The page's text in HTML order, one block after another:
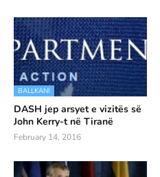
BALLKANI
DASH jep arsyet e vizitës së
John Kerry-t në Tiranë
February 14, 2016